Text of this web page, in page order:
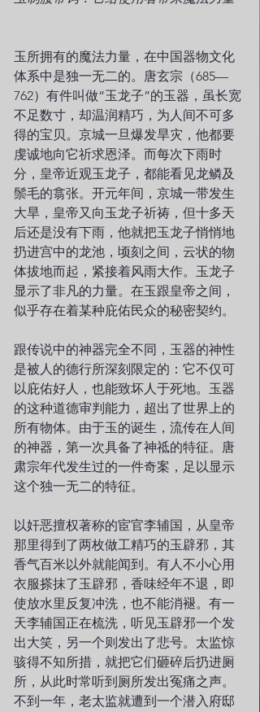
玉所拥有的魔法力量，在中国器物文化
体系中是独一无二的。唐玄宗（685—
762）有件叫做“玉龙子”的玉器，虽长宽
不足数寸，却温润精巧，为人间不可多
得的宝贝。京城一旦爆发旱灾，他都要
虔诚地向它祈求恩泽。而每次下雨时
分，皇帝近观玉龙子，都能看见龙鳞及
鬃毛的翕张。开元年间，京城一带发生
大旱，皇帝又向玉龙子祈祷，但十多天
后还是没有下雨，他就把玉龙子悄悄地
扔进宫中的龙池，顷刻之间，云状的物
体拔地而起，紧接着风雨大作。玉龙子
显示了非凡的力量。在玉跟皇帝之间，
似乎存在着某种庇佑民众的秘密契约。
跟传说中的神器完全不同，玉器的神性
是被人的德行所深刻限定的：它不仅可
以庇佑好人，也能致坏人于死地。玉器
的这种道德审判能力，超出了世界上的
所有物体。由于玉的诞生，流传在人间
的神器，第一次具备了神祗的特征。唐
肃宗年代发生过的一件奇案，足以显示
这个独一无二的特征。
以奸恶擅权著称的宦官李辅国，从皇帝
那里得到了两枚做工精巧的玉辟邪，其
香气百米以外就能闻到。有人不小心用
衣服搽抹了玉辟邪，香味经年不退，即
使放水里反复冲洗，也不能消褪。有一
天李辅国正在梳洗，听见玉辟邪一个发
出大笑，另一个则发出了悲号。太监惊
骇得不知所措，就把它们砸碎后扔进厕
所，从此时常听到厕所发出冤痛之声。
不到一年，老太监就遭到一个潜入府邸